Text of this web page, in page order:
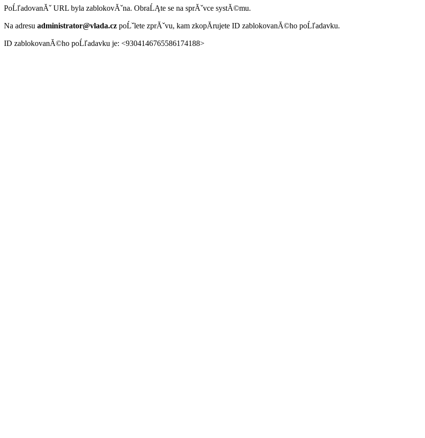
PoĹľadovanĂˇ URL byla zablokovĂˇna. ObraĹĄte se na sprĂˇvce systĂ©mu.
Na adresu administrator@vlada.cz poĹˇlete zprĂˇvu, kam zkopĂ­rujete ID zablokovanĂ©ho poĹľadavku.
ID zablokovanĂ©ho poĹľadavku je: <9304146765586174188>